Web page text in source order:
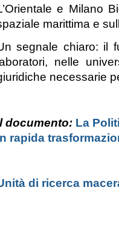
e Milano
marittima e
segnale chiaro: il
nelle
necessarie
documento: La
rapida
di ricerca